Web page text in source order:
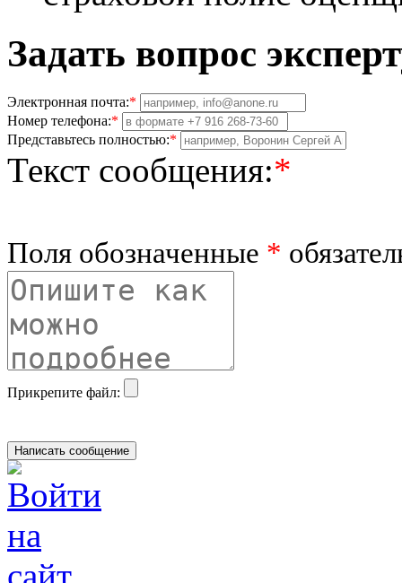
Задать вопрос
Электронная почта:*
Номер телефона:*
Представьтесь полностью:*
Текст сообщения:*
Поля обозначенные *
Прикрепите файл: